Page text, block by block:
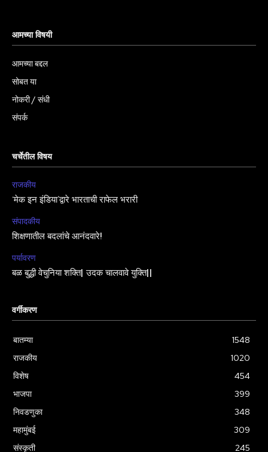
आमच्या विषयी
आमच्या बद्दल
सोबत या
नोकरी / संधी
संपर्क
चर्चेतील विषय
राजकीय
‘मेक इन इंडिया’द्वारे भारताची राफेल भरारी
संपादकीय
शिक्षणातील बदलांचे आनंदवारे!
पर्यावरण
बळ बुद्धी वेचुनिया शक्ति| उदक चालवावे युक्ति||
वर्गीकरण
बातम्या
1548
राजकीय
1020
विशेष
454
भाजपा
399
निवडणुका
348
महामुंबई
309
संस्कृती
245